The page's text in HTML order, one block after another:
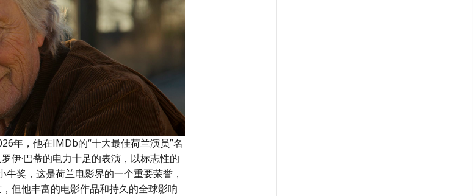
年，他在IMDb的“十大最佳荷兰演员”名
伊·巴蒂的电力十足的表演，以标志性的
奖，这是荷兰电影界的一个重要荣誉，
但他丰富的电影作品和持久的全球影响